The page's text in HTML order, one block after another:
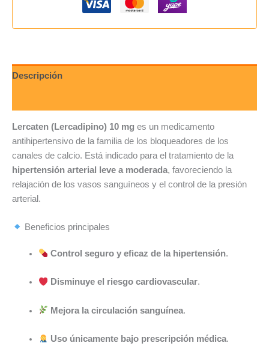
Descripción
Lercaten (Lercadipino) 10 mg es un medicamento
antihipertensivo de la familia de los bloqueadores de los
canales de calcio. Está indicado para el tratamiento de la
hipertensión arterial leve a moderada, favoreciendo la
relajación de los vasos sanguíneos y el control de la presión
arterial.
Beneficios principales
Control seguro y eficaz de la hipertensión.
Disminuye el riesgo cardiovascular.
Mejora la circulación sanguínea.
Uso únicamente bajo prescripción médica.